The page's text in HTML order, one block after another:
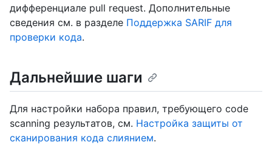
дифференциале pull request. Дополнительные
сведения см. в разделе Поддержка SARIF для
проверки кода.
Дальнейшие шаги
Для настройки набора правил, требующего code
scanning результатов, см. Настройка защиты от
сканирования кода слиянием.